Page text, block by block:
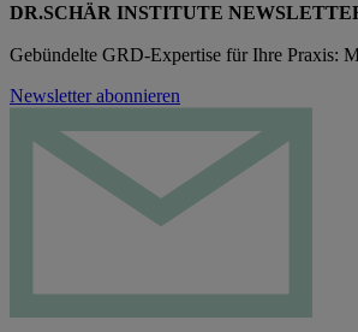
DR.SCHÄR INSTITUTE
Gebündelte GRD-Expertise für Ihre Praxis:
Newsletter abonnieren